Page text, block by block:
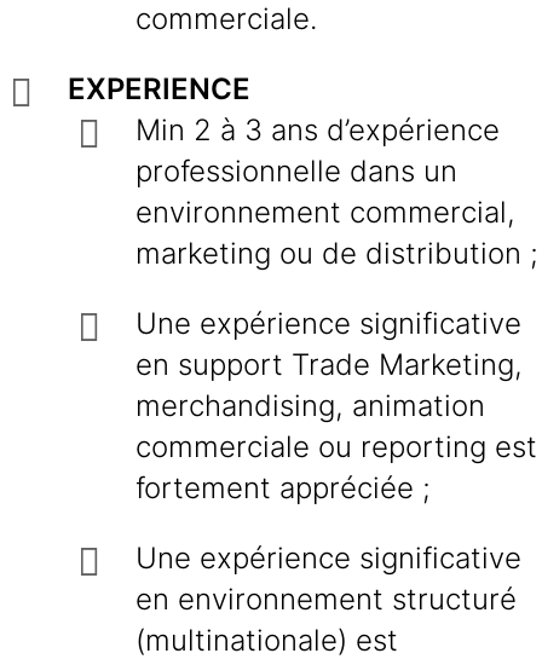
commerciale.
EXPERIENCE
Min 2 à 3 ans d’expérience
professionnelle dans un
environnement commercial,
marketing ou de distribution ;
Une expérience significative
en support Trade Marketing,
merchandising, animation
commerciale ou reporting est
fortement appréciée ;
Une expérience significative
en environnement structuré
(multinationale) est